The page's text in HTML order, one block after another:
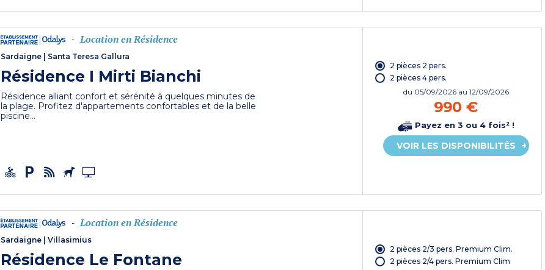
- Location en Résidence
Sardaigne Santa Teresa Gallura
Résidence I Mirti Bianchi
Résidence alliant confort et sérénité à quelques minutes de
la plage. Profitez d'appartements confortables et de la belle
piscine...
2 pièces 2 pers.
2 pièces 4 pers.
du 05/09/2026 au 12/09/2026
990 €
Payez en 3 ou 4 fois² !
VOIR LES DISPONIBILITÉS
- Location en Résidence
Sardaigne |Villasimius
Résidence Le Fontane
2 pièces 2/3 pers. Premium Clim.
2 pièces 2/4 pers. Premium Clim